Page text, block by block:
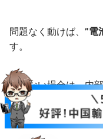
問題なく動けば、 ”電
す。
動かない場合は、内
理したうえで販売し